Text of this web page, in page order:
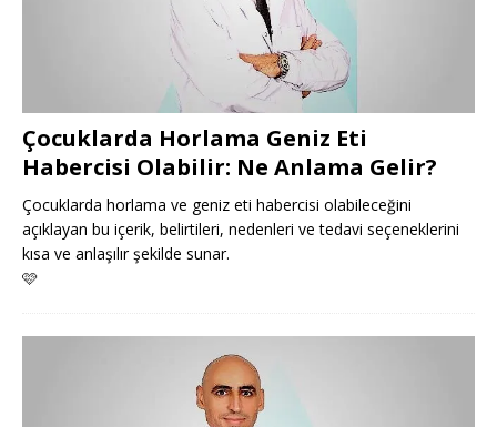
Çocuklarda Horlama Geniz Eti
Habercisi Olabilir: Ne Anlama Gelir?
Çocuklarda horlama ve geniz eti habercisi olabileceğini
açıklayan bu içerik, belirtileri, nedenleri ve tedavi seçeneklerini
kısa ve anlaşılır şekilde sunar.
🩷